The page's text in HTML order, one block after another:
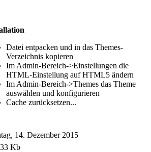
Datei entpacken und in das Themes-
Verzeichnis kopieren
Im Admin-Bereich->Einstellungen die
HTML-Einstellung auf HTML5 ändern
Im Admin-Bereich->Themes das Theme
auswählen und konfigurieren
Cache zurücksetzen...
14. Dezember 2015
Kb